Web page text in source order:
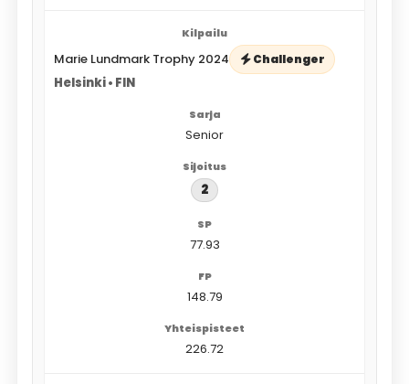
Marie Lundmark Trophy 2024 Challenger
Helsinki • FIN
Senior
2
77.93
148.79
226.72